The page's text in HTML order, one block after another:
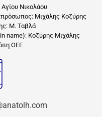
Νικολάου
Μιχάλης Κοζύρης
Μ. Ταβλά
name): Κοζύρης Μιχάλης
ΟΕΕ